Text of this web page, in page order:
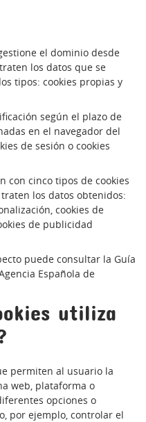
el dominio desde
los datos que se
tipos: cookies propias y
según el plazo de
en el navegador del
de sesión o cookies
con cinco tipos de cookies
los datos obtenidos:
cookies de
de publicidad
puede consultar la Guía
Española de
utiliza
permiten al usuario la
web, plataforma o
opciones o
por ejemplo, controlar el